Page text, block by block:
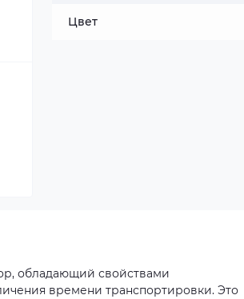
Цвет
обладающий свойствами
времени транспортировки. Это